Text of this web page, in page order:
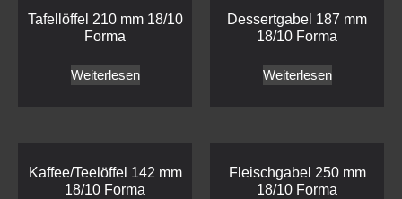
Tafellöffel 210 mm 18/10
Forma
Weiterlesen
Dessertgabel 187 mm
18/10 Forma
Weiterlesen
Kaffee/Teelöffel 142 mm
18/10 Forma
Fleischgabel 250 mm
18/10 Forma